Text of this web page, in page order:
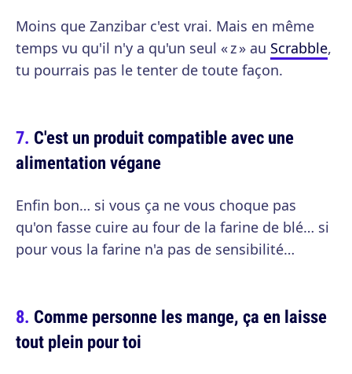
Moins que Zanzibar c'est vrai. Mais en même
temps vu qu'il n'y a qu'un seul « z » au Scrabble,
tu pourrais pas le tenter de toute façon.
C'est un produit compatible avec une
alimentation végane
Enfin bon… si vous ça ne vous choque pas
qu'on fasse cuire au four de la farine de blé… si
pour vous la farine n'a pas de sensibilité…
Comme personne les mange, ça en laisse
tout plein pour toi